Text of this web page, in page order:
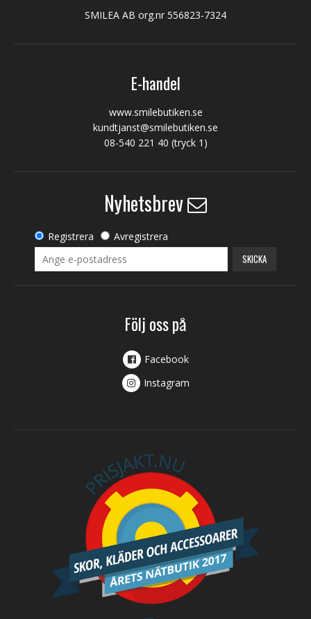
SMILEA AB org.nr 556823-7324
E-handel
www.smilebutiken.se
kundtjanst@smilebutiken.se
08-540 221 40 (tryck 1)
Nyhetsbrev
Registrera Avregistrera
SKICKA
Följ oss på
Facebook
Instagram